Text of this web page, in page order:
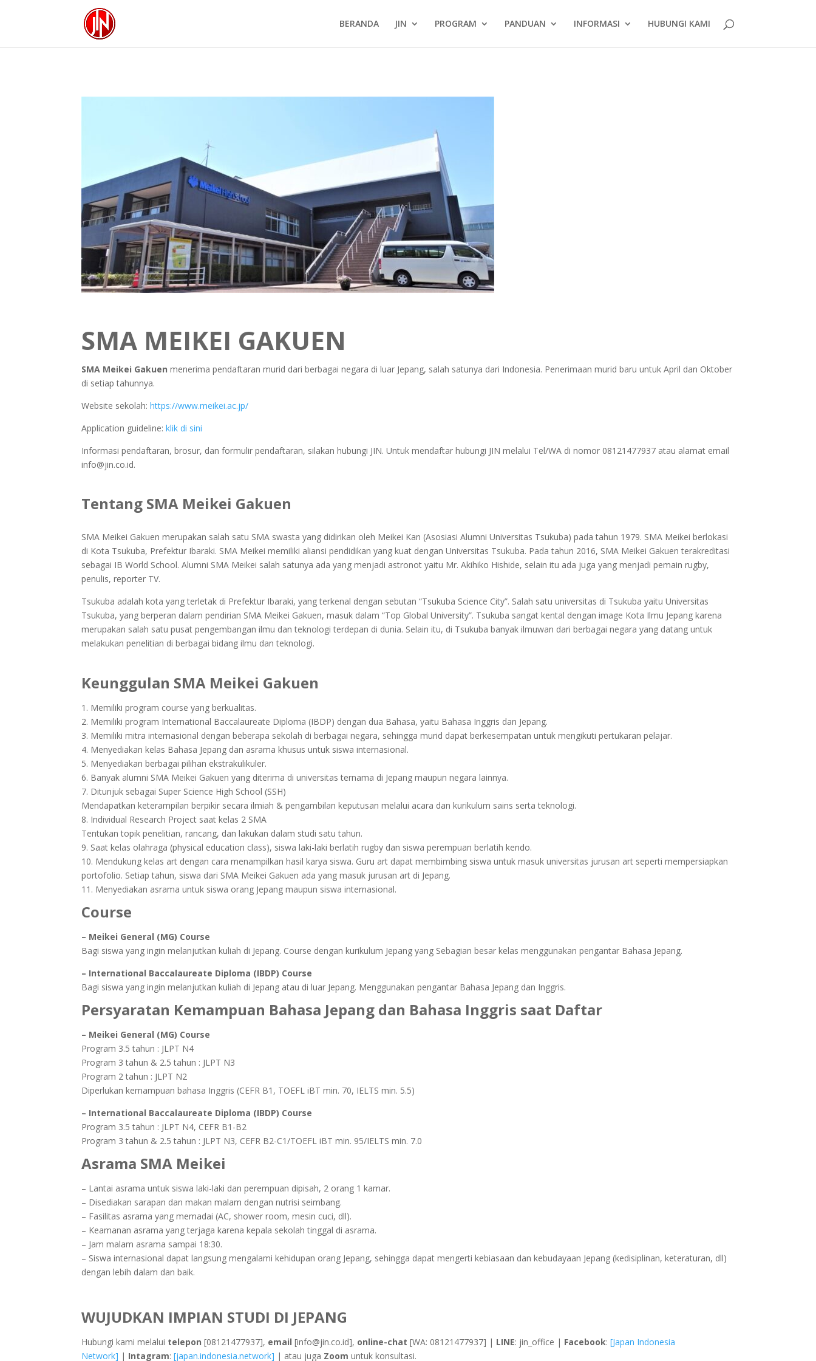
BERANDA JIN PROGRAM PANDUAN INFORMASI HUBUNGI KAMI
SMA MEIKEI GAKUEN
SMA Meikei Gakuen menerima pendaftaran murid dari berbagai negara di luar Jepang, salah satunya dari Indonesia. Penerimaan murid baru untuk April dan Oktober
di setiap tahunnya.
Website sekolah:https://www.meikei.ac.jp/
Application guideline:klik di sini
Informasi pendaftaran, brosur, dan formulir pendaftaran, silakan hubungi JIN. Untuk mendaftar hubungi JIN melalui Tel/WA di nomor 08121477937 atau alamat email
info@jin.co.id.
Tentang SMA Meikei Gakuen
SMA Meikei Gakuen merupakan salah satu SMA swasta yang didirikan oleh Meikei Kan (Asosiasi Alumni Universitas Tsukuba) pada tahun 1979. SMA Meikei berlokasi
di Kota Tsukuba, Prefektur Ibaraki. SMA Meikei memiliki aliansi pendidikan yang kuat dengan Universitas Tsukuba. Pada tahun 2016, SMA Meikei Gakuen terakreditasi
sebagai IB World School. Alumni SMA Meikei salah satunya ada yang menjadi astronot yaitu Mr. Akihiko Hishide, selain itu ada juga yang menjadi pemain rugby,
penulis, reporter TV.
Tsukuba adalah kota yang terletak di Prefektur Ibaraki, yang terkenal dengan sebutan “Tsukuba Science City”. Salah satu universitas di Tsukuba yaitu Universitas
Tsukuba, yang berperan dalam pendirian SMA Meikei Gakuen, masuk dalam “Top Global University”. Tsukuba sangat kental dengan image Kota Ilmu Jepang karena
merupakan salah satu pusat pengembangan ilmu dan teknologi terdepan di dunia. Selain itu, di Tsukuba banyak ilmuwan dari berbagai negara yang datang untuk
melakukan penelitian di berbagai bidang ilmu dan teknologi.
Keunggulan SMA Meikei Gakuen
1. Memiliki program course yang berkualitas.
2. Memiliki program International Baccalaureate Diploma (IBDP) dengan dua Bahasa, yaitu Bahasa Inggris dan Jepang.
3. Memiliki mitra internasional dengan beberapa sekolah di berbagai negara, sehingga murid dapat berkesempatan untuk mengikuti pertukaran pelajar.
4. Menyediakan kelas Bahasa Jepang dan asrama khusus untuk siswa internasional.
5. Menyediakan berbagai pilihan ekstrakulikuler.
6. Banyak alumni SMA Meikei Gakuen yang diterima di universitas ternama di Jepang maupun negara lainnya.
7. Ditunjuk sebagai Super Science High School (SSH)
Mendapatkan keterampilan berpikir secara ilmiah & pengambilan keputusan melalui acara dan kurikulum sains serta teknologi.
8. Individual Research Project saat kelas 2 SMA
Tentukan topik penelitian, rancang, dan lakukan dalam studi satu tahun.
9. Saat kelas olahraga (physical education class), siswa laki-laki berlatih rugby dan siswa perempuan berlatih kendo.
10. Mendukung kelas art dengan cara menampilkan hasil karya siswa. Guru art dapat membimbing siswa untuk masuk universitas jurusan art seperti mempersiapkan
portofolio. Setiap tahun, siswa dari SMA Meikei Gakuen ada yang masuk jurusan art di Jepang.
11. Menyediakan asrama untuk siswa orang Jepang maupun siswa internasional.
Course
– Meikei General (MG) Course
Bagi siswa yang ingin melanjutkan kuliah di Jepang. Course dengan kurikulum Jepang yang Sebagian besar kelas menggunakan pengantar Bahasa Jepang.
– International Baccalaureate Diploma (IBDP) Course
Bagi siswa yang ingin melanjutkan kuliah di Jepang atau di luar Jepang. Menggunakan pengantar Bahasa Jepang dan Inggris.
Persyaratan Kemampuan Bahasa Jepang dan Bahasa Inggris saat Daftar
– Meikei General (MG) Course
Program 3.5 tahun : JLPT N4
Program 3 tahun & 2.5 tahun : JLPT N3
Program 2 tahun : JLPT N2
Diperlukan kemampuan bahasa Inggris (CEFR B1, TOEFL iBT min. 70, IELTS min. 5.5)
– International Baccalaureate Diploma (IBDP) Course
Program 3.5 tahun : JLPT N4, CEFR B1-B2
Program 3 tahun & 2.5 tahun : JLPT N3, CEFR B2-C1/TOEFL iBT min. 95/IELTS min. 7.0
Asrama SMA Meikei
– Lantai asrama untuk siswa laki-laki dan perempuan dipisah, 2 orang 1 kamar.
– Disediakan sarapan dan makan malam dengan nutrisi seimbang.
– Fasilitas asrama yang memadai (AC, shower room, mesin cuci, dll).
– Keamanan asrama yang terjaga karena kepala sekolah tinggal di asrama.
– Jam malam asrama sampai 18:30.
– Siswa internasional dapat langsung mengalami kehidupan orang Jepang, sehingga dapat mengerti kebiasaan dan kebudayaan Jepang (kedisiplinan, keteraturan, dll)
dengan lebih dalam dan baik.
WUJUDKAN IMPIAN STUDI DI JEPANG
Hubungi kami melalui telepon [08121477937], email [info@jin.co.id], online-chat [WA: 08121477937] | LINE: jin_office | Facebook:[Japan Indonesia
Network] | Intagram:[japan.indonesia.network] | atau juga Zoom untuk konsultasi.